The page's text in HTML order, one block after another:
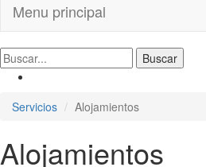
Menu principal
Servicios Alojamientos
Alojamientos